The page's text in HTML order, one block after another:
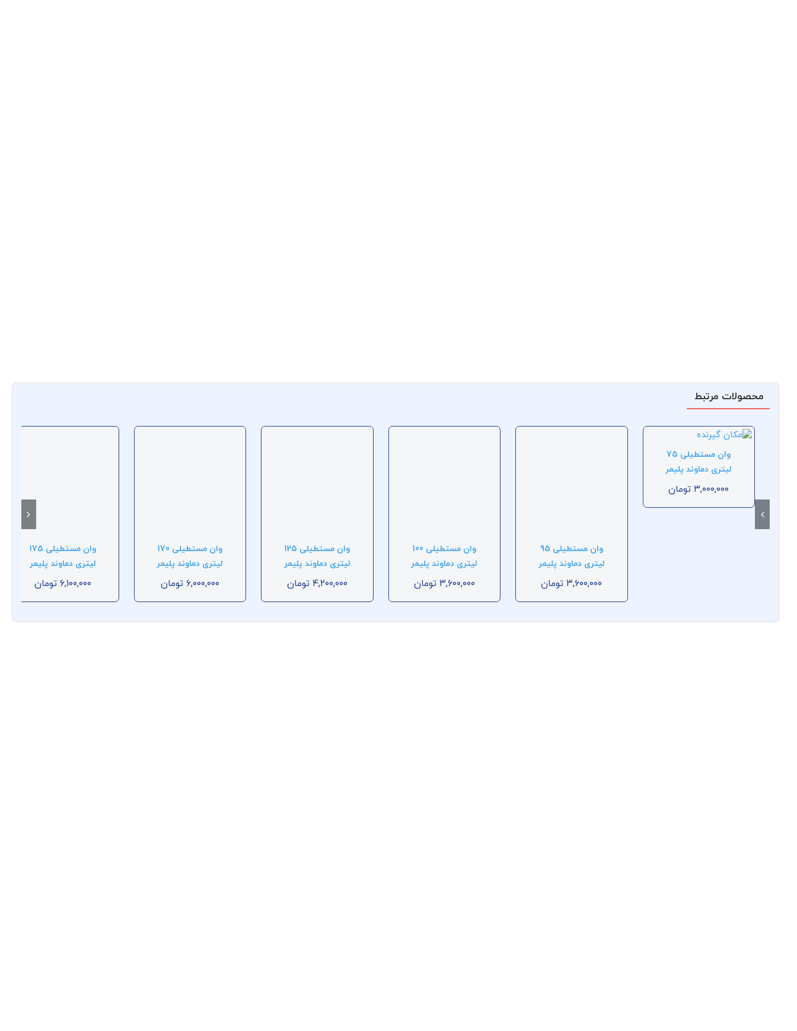
محصولات مرتبط
وان مستطیلی 75
لیتری دماوند پلیمر
۳,۰۰۰,۰۰۰ تومان
وان مستطیلی 95
لیتری دماوند پلیمر
۳,۶۰۰,۰۰۰ تومان
وان مستطیلی 100
لیتری دماوند پلیمر
۳,۶۰۰,۰۰۰ تومان
وان مستطیلی 125
لیتری دماوند پلیمر
۴,۲۰۰,۰۰۰ تومان
وان مستطیلی 170
لیتری دماوند پلیمر
۶,۰۰۰,۰۰۰ تومان
وان مستطیلی 175
لیتری دماوند پلیمر
۶,۱۰۰,۰۰۰ تومان